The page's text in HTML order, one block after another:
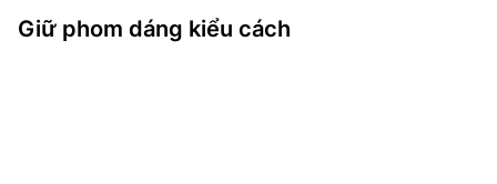
Giữ phom dáng kiểu cách